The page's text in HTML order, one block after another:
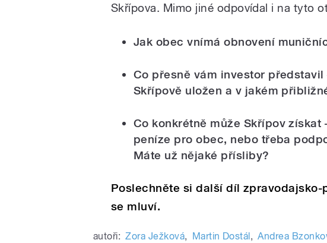
Skřípova. Mimo jiné odpovídal i na tyto
Jak obec vnímá obnovení
Co přesně vám investor
Skřípově uložen a v jakém
Co konkrétně může Skřípov
peníze pro obec, nebo třeba
Máte už nějaké přísliby?
Poslechněte si další díl
se mluví.
autoři: Zora Ježková, Martin Dostál , Andrea